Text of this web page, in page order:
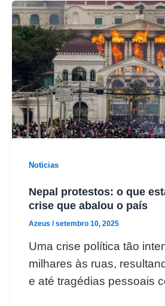
Noticias
Nepal protestos: o que
crise que abalou o país
Azeus /setembro 10, 2025
Uma crise política tão
milhares às ruas,
e até tragédias pessoais